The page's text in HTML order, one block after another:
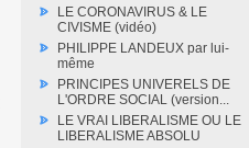
LE CORONAVIRUS & LE
CIVISME (vidéo)
PHILIPPE LANDEUX par lui-
même
PRINCIPES UNIVERELS DE
L'ORDRE SOCIAL (version...
LE VRAI LIBERALISME OU LE
LIBERALISME ABSOLU